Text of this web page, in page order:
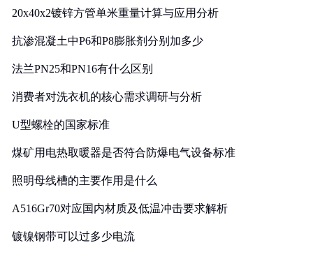
20x40x2镀锌方管单米重量计算与应用分析
抗渗混凝土中P6和P8膨胀剂分别加多少
法兰PN25和PN16有什么区别
消费者对洗衣机的核心需求调研与分析
U型螺栓的国家标准
煤矿用电热取暖器是否符合防爆电气设备标准
照明母线槽的主要作用是什么
A516Gr70对应国内材质及低温冲击要求解析
镀镍钢带可以过多少电流